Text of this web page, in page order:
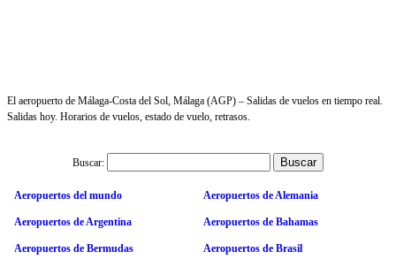
El aeropuerto de Málaga-Costa del Sol, Málaga (AGP) – Salidas de vuelos en tiempo real.
Salidas hoy. Horarios de vuelos, estado de vuelo, retrasos.
Buscar:
Aeropuertos del mundo Aeropuertos de Alemania
Aeropuertos de Argentina Aeropuertos de Bahamas
Aeropuertos de Bermudas Aeropuertos de Brasil